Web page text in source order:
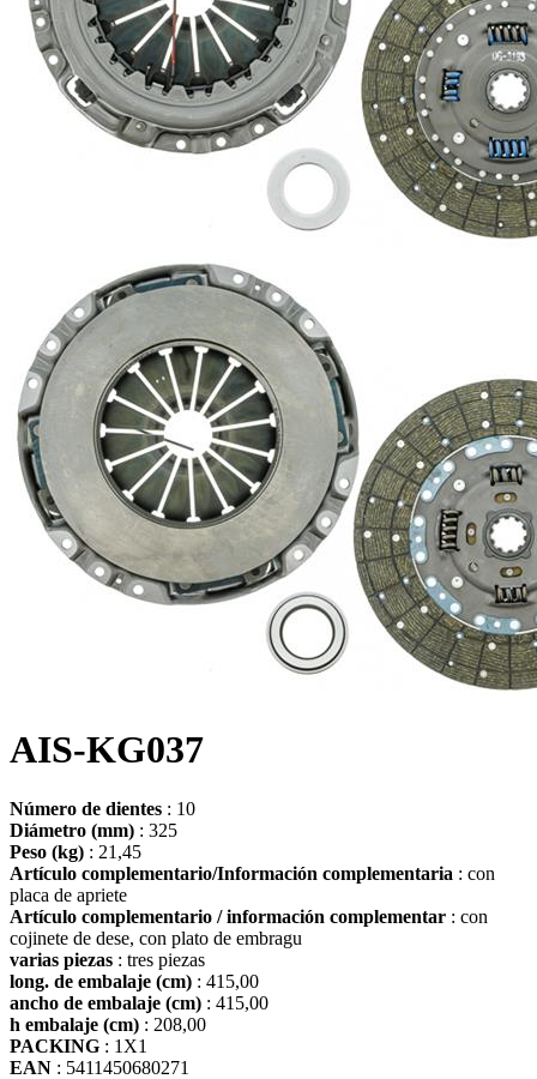
AIS-KG037
Número de dientes : 10
Diámetro (mm) : 325
Peso (kg) : 21,45
Artículo complementario/Información complementaria : con
placa de apriete
Artículo complementario / información complementar : con
cojinete de dese, con plato de embragu
varias piezas : tres piezas
long. de embalaje (cm) : 415,00
ancho de embalaje (cm) : 415,00
h embalaje (cm) : 208,00
PACKING : 1X1
EAN : 5411450680271